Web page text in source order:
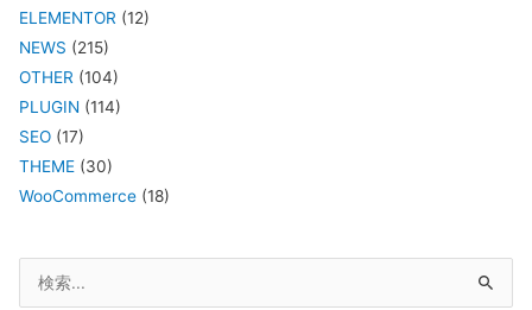
ELEMENTOR (12)
NEWS (215)
OTHER (104)
PLUGIN (114)
SEO (17)
THEME (30)
WooCommerce (18)